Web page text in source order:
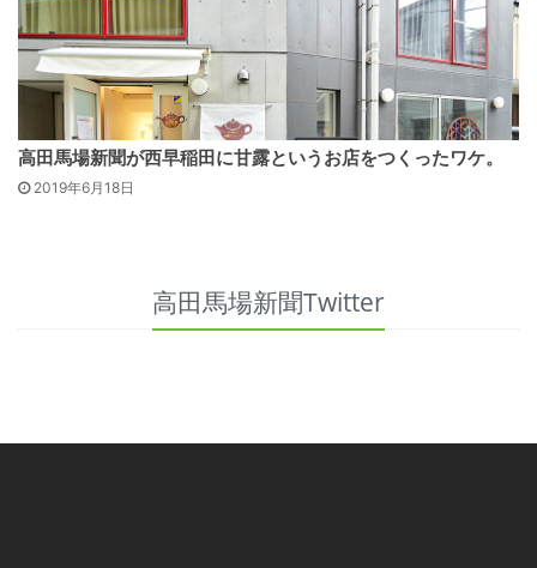
高田馬場新聞が西早稲田に甘露というお店をつくったワケ。
2019年6月18日
高田馬場新聞Twitter